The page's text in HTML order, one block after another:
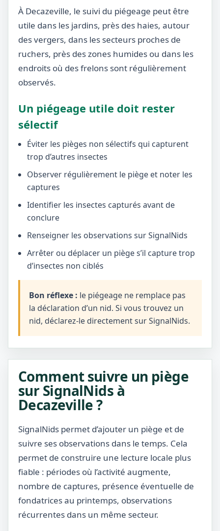
À Decazeville, le suivi du piégeage peut être
utile dans les jardins, près des haies, autour
des vergers, dans les secteurs proches de
ruchers, près des zones humides ou dans les
endroits où des frelons sont régulièrement
observés.
Un piégeage utile doit rester
sélectif
Éviter les pièges non sélectifs qui capturent
trop d’autres insectes
Observer régulièrement le piège et noter les
captures
Identifier les insectes capturés avant de
conclure
Renseigner les observations sur SignalNids
Arrêter ou déplacer un piège s’il capture trop
d’insectes non ciblés
Bon réflexe : le piégeage ne remplace pas
la déclaration d’un nid. Si vous trouvez un
nid, déclarez-le directement sur SignalNids.
Comment suivre un piège
sur SignalNids à
Decazeville ?
SignalNids permet d’ajouter un piège et de
suivre ses observations dans le temps. Cela
permet de construire une lecture locale plus
fiable : périodes où l’activité augmente,
nombre de captures, présence éventuelle de
fondatrices au printemps, observations
récurrentes dans un même secteur.